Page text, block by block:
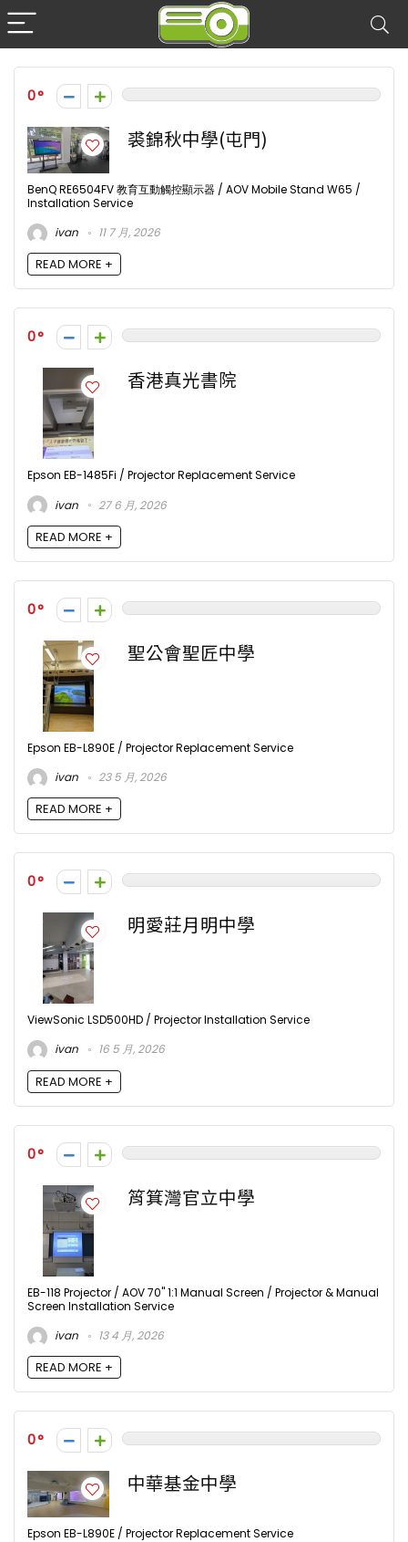
0
裘錦秋中學(屯門)
BenQ RE6504FV 教育互動觸控顯示器 / AOV Mobile Stand W65 /
Installation Service
ivan
11 7 月, 2026
READ MORE +
0
香港真光書院
Epson EB-1485Fi / Projector Replacement Service
ivan
27 6 月, 2026
READ MORE +
0
聖公會聖匠中學
Epson EB-L890E / Projector Replacement Service
ivan
23 5 月, 2026
READ MORE +
0
明愛莊月明中學
ViewSonic LSD500HD / Projector Installation Service
ivan
16 5 月, 2026
READ MORE +
0
筲箕灣官立中學
EB-118 Projector / AOV 70" 1:1 Manual Screen / Projector & Manual
Screen Installation Service
ivan
13 4 月, 2026
READ MORE +
0
中華基金中學
Epson EB-L890E / Projector Replacement Service